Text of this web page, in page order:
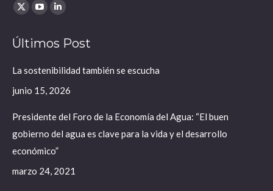
Find us on:
X
opens
window
YouTube
opens
window
Linkedin
opens
window
Últimos Post
La sostenibilidad también se escucha
junio 15, 2026
Presidente del Foro de la Economía del Agua: “El buen
gobierno del agua es clave para la vida y el desarrollo
económico”
marzo 24, 2021